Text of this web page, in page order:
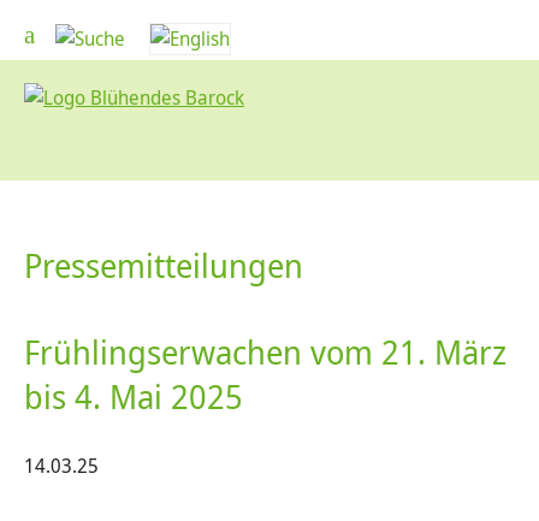
Pressemitteilungen
Frühlingserwachen vom 21. März
bis 4. Mai 2025
14.03.25